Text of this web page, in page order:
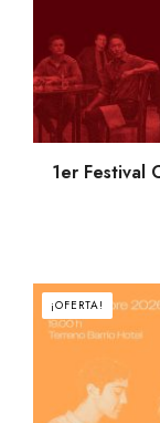
1er Festival
¡OFERTA!